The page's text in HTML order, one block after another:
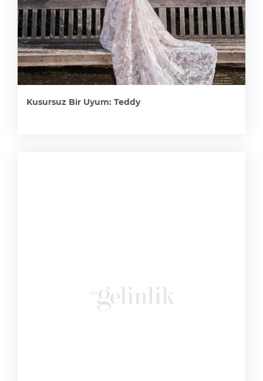
Kusursuz Bir Uyum: Teddy